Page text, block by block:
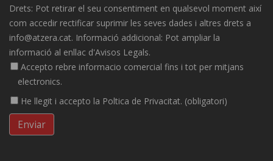
Drets: Pot retirar el seu consentiment en qualsevol moment així
com accedir rectificar suprimir les seves dades i altres drets a
info@atzera.cat. Informació addicional: Pot ampliar la
informació al enllac d'Avisos Legals.
Accepto rebre informacio comercial fins i tot per mitjans
electronics.
He llegit i accepto la Poltica de Privacitat. (obligatori)